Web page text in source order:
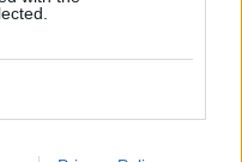
kaucyjnego"